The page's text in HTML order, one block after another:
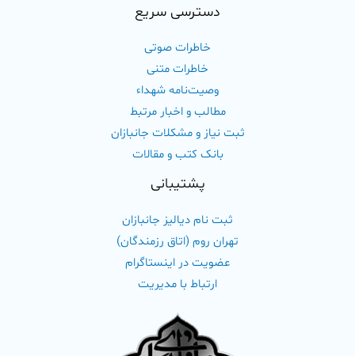
دسترسی سریع
خاطرات صوتی
خاطرات متنی
وصیت‌نامه شهداء
مطالب و اخبار مرتبط
ثبت نیاز و مشکلات جانبازان
بانک کتب و مقالات
پشتیبانی
ثبت نام دیالیز جانبازان
تهران روم (اتاق رزمندگان)
عضویت در اینستاگرام
ارتباط با مدیریت